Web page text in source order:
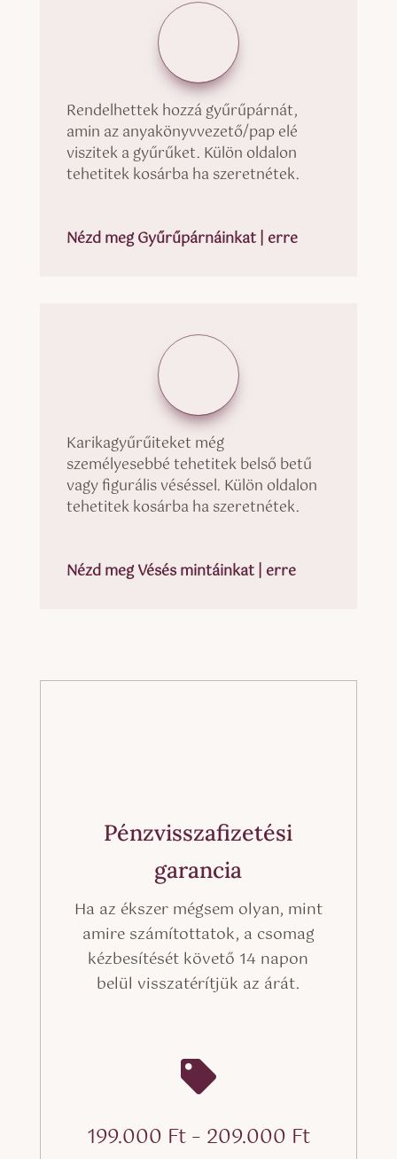
Rendelhettek hozzá gyűrűpárnát,
amin az anyakönyvvezető/pap elé
viszitek a gyűrűket. Külön oldalon
tehetitek kosárba ha szeretnétek.
Nézd meg Gyűrűpárnáinkat | erre
Karikagyűrűiteket még
személyesebbé tehetitek belső betű
vagy figurális véséssel. Külön oldalon
tehetitek kosárba ha szeretnétek.
Nézd meg Vésés mintáinkat | erre
Pénzvisszafizetési
garancia
Ha az ékszer mégsem olyan, mint
amire számítottatok, a csomag
kézbesítését követő 14 napon
belül visszatérítjük az árát.

199.000 Ft– 209.000 Ft